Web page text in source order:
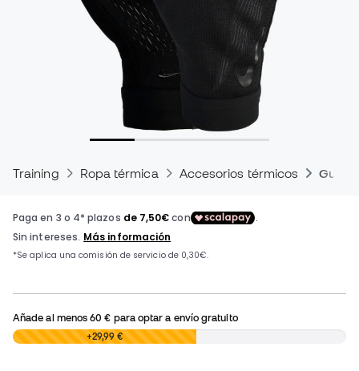
Training Ropa térmica Accesorios térmicos
Añade al menos60 € para optar a envío gratuito
0,00 € +29,99 €